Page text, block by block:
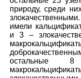
природу, среди
имели
и 3 –
остальные